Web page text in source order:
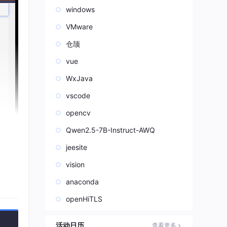
windows
VMware
仓颉
vue
WxJava
vscode
opencv
Qwen2.5-7B-Instruct-AWQ
jeesite
vision
anaconda
openHiTLS
活动日历 查看更多